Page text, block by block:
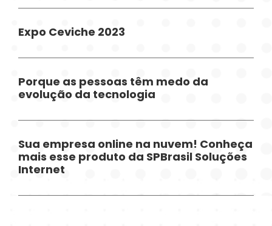
Expo Ceviche 2023
Porque as pessoas têm medo da
evolução da tecnologia
Sua empresa online na nuvem! Conheça
mais esse produto da SPBrasil Soluções
Internet